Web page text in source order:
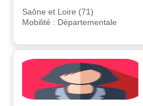
Saône et Loire (71)
Mobilité : Départementale